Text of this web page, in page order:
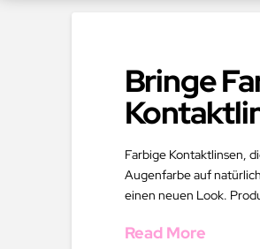
Bringe
Farbige Kontaktlinsen,
Augenfarbe auf
einen neuen Look.
Read More